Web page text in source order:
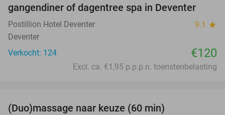
gangendiner of dagentree spa in Deventer
Postillion Hotel Deventer 9.1 star
Deventer
Verkocht: 124
€120
Excl. ca. €1,95 p.p.p.n. toeristenbelasting
(Duo)massage naar keuze (60 min)